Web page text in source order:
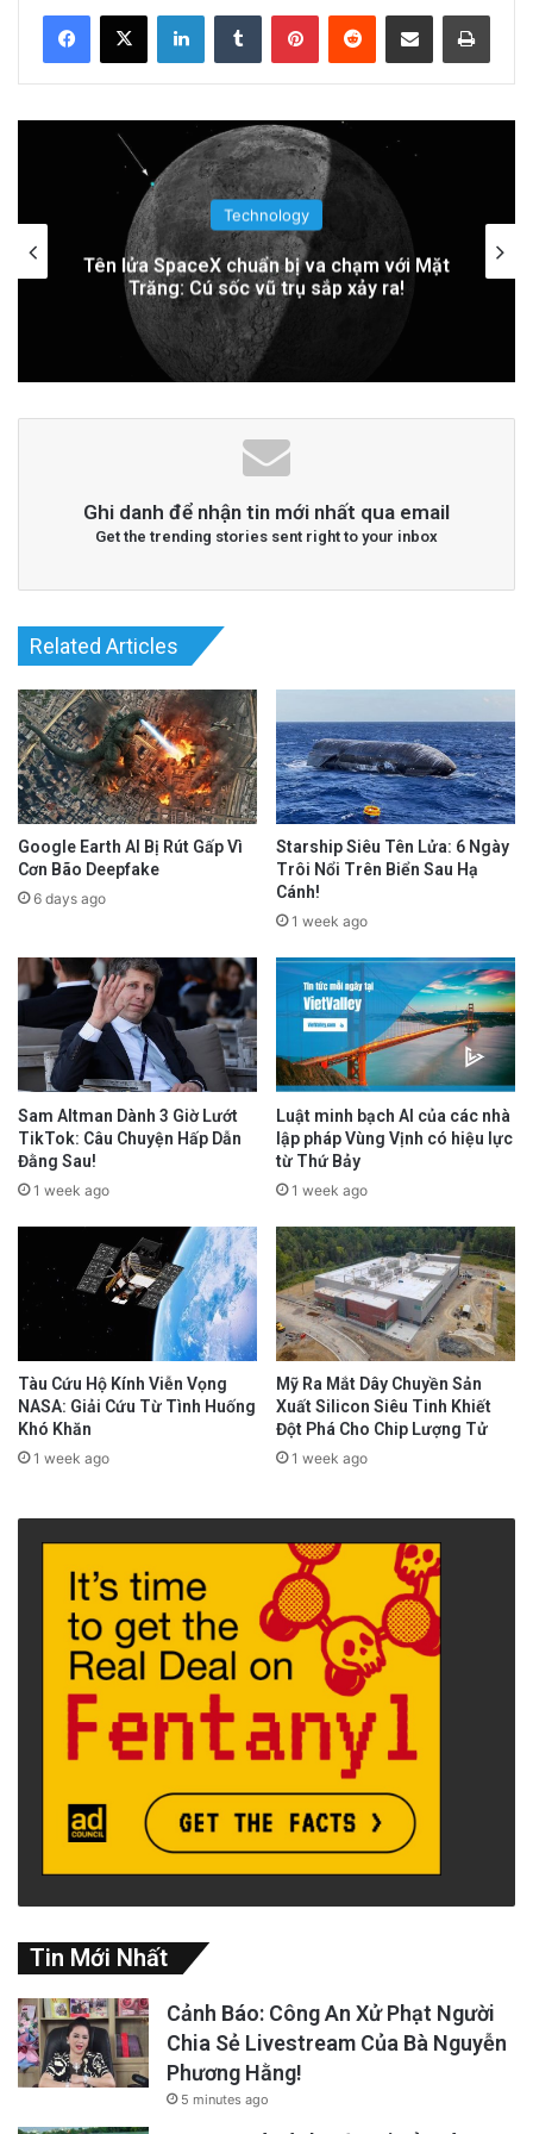
Related Articles
5 hours ago
Khám Phá Máy Đào Hầm Nổ Đá Đầu Tiên
Trên Thế Giới: Bước Đột Phá Trong Công
Nghệ Xây Dựng
1 day ago
advertisement
LinkedInTumblr PinterestReddit Share via Email Print
Technology
Trung Quốc áp dụng công nghệ lượng tử
để ngăn chặn tình trạng mất điện diện
rộng
Ghi danh để nhận tin mới nhất qua email
Get the trending stories sent right to your inbox
Related Articles
Google Earth AI Bị Rút Gấp Vì
Cơn Bão Deepfake
6 days ago
Starship Siêu Tên Lửa: 6 Ngày
Trôi Nổi Trên Biển Sau Hạ
Cánh!
1 week ago
Sam Altman Dành 3 Giờ Lướt
TikTok: Câu Chuyện Hấp Dẫn
Đằng Sau!
1 week ago
Luật minh bạch AI của các nhà
lập pháp Vùng Vịnh có hiệu lực
từ Thứ Bảy
1 week ago
Tàu Cứu Hộ Kính Viễn Vọng
NASA: Giải Cứu Từ Tình Huống
Khó Khăn
1 week ago
Mỹ Ra Mắt Dây Chuyền Sản
Xuất Silicon Siêu Tinh Khiết
Đột Phá Cho Chip Lượng Tử
1 week ago
Tin Mới Nhất
Cảnh Báo: Công An Xử Phạt Người
Chia Sẻ Livestream Của Bà Nguyễn
Phương Hằng!
5 minutes ago